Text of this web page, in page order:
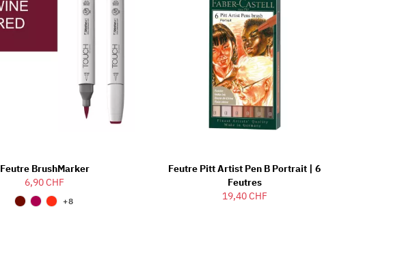
Feutre BrushMarker
6,90 CHF
+8
Feutre Pitt Artist Pen B Portrait | 6
Feutres
19,40 CHF